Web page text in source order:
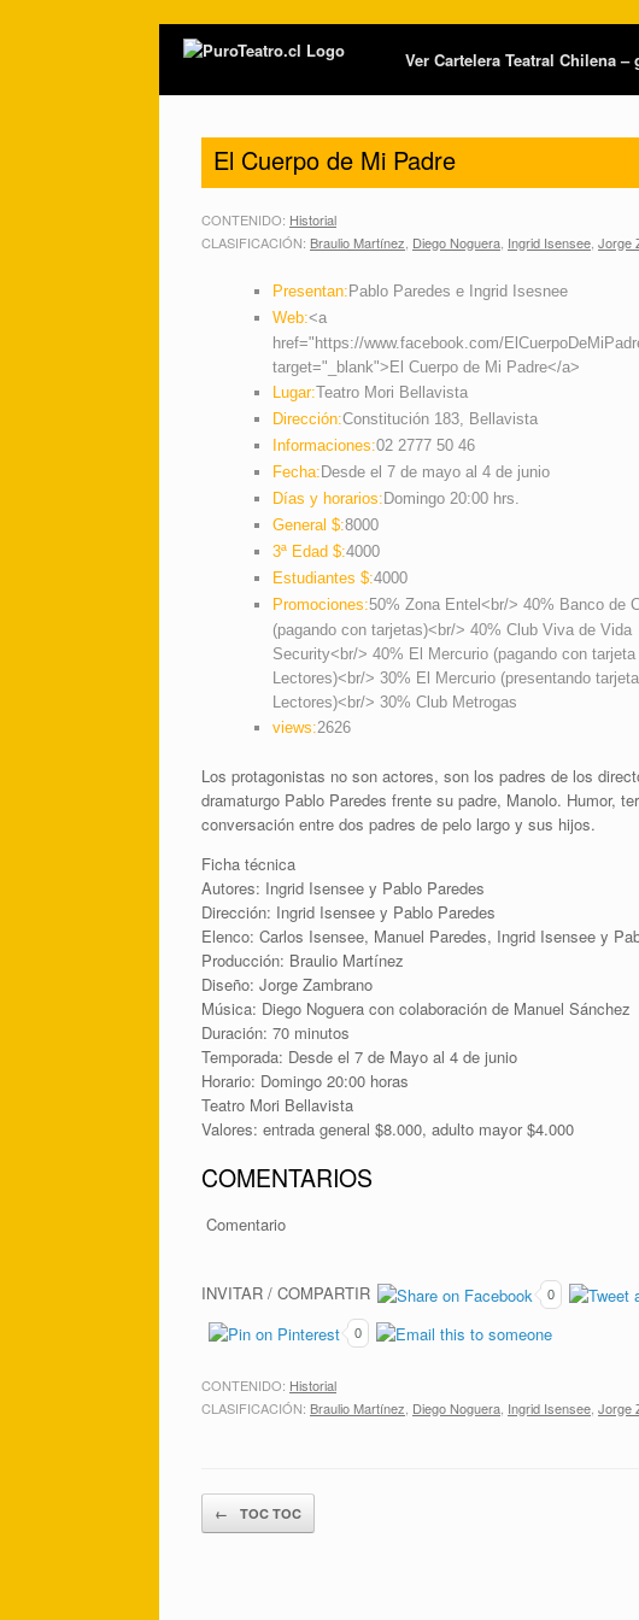
Ver Cartelera Teatral Chilena
El Cuerpo de Mi Padre
CONTENIDO: Historial
CLASIFICACIÓN: Braulio Martínez Diego Noguera Ingrid Isensee Jorge
Presentan:Pablo Paredes e Ingrid Isesnee
Web:<a
href="https://www.facebook.com/
target="_blank">El Cuerpo de Mi Padre</a>
Lugar:Teatro Mori Bellavista
Dirección:Constitución 183, Bellavista
Informaciones:02 2777 50 46
Fecha:Desde el 7 de mayo al 4 de junio
Días y horarios:Domingo 20:00 hrs.
General $:8000
3ª Edad $:4000
Estudiantes $:4000
Promociones:50% Zona Entel<br/> 40% Banco de
(pagando con tarjetas)<br/> 40% Club Viva de Vida
Security<br/> 40% El Mercurio (pagando con tarjeta
Lectores)<br/> 30% El Mercurio (presentando
Lectores)<br/> 30% Club Metrogas
views:2626
Los protagonistas no son actores, son los padres de los
dramaturgo Pablo Paredes frente su padre, Manolo. Humor,
conversación entre dos padres de pelo largo y sus hijos.
Ficha técnica
Autores: Ingrid Isensee y Pablo Paredes
Dirección: Ingrid Isensee y Pablo Paredes
Elenco: Carlos Isensee, Manuel Paredes, Ingrid Isensee y
Producción: Braulio Martínez
Diseño: Jorge Zambrano
Música: Diego Noguera con colaboración de Manuel Sánchez
Duración: 70 minutos
Temporada: Desde el 7 de Mayo al 4 de junio
Horario: Domingo 20:00 horas
Teatro Mori Bellavista
Valores: entrada general $8.000, adulto mayor $4.000
COMENTARIOS
Comentario
INVITAR / COMPARTIR 0
0
CONTENIDO: Historial
CLASIFICACIÓN: Braulio Martínez Diego Noguera Ingrid Isensee Jorge
Post navigation
← TOC TOC